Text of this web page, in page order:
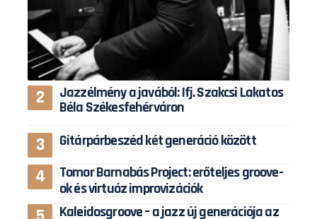
Jazzélmény a javából: Ifj. Szakcsi Lakatos
Béla Székesfehérváron
Gitárpárbeszéd két generáció között
Tomor Barnabás Project: erőteljes groove-
ok és virtuóz improvizációk
Kaleidosgroove – a jazz új generációja az